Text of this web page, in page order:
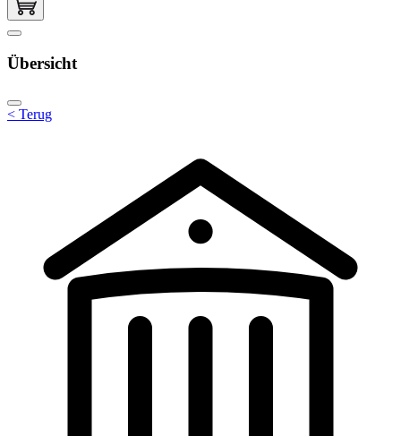
Übersicht
< Terug